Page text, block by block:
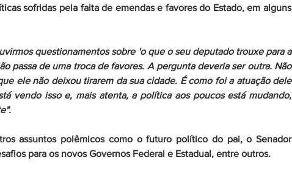
sofridas pela falta de emendas e favores do Estado, em alguns
questionamentos sobre 'o que o seu deputado trouxe para a
passa de uma troca de favores. A pergunta deveria ser outra. Não
ele não deixou tirarem da sua cidade. É como foi a atuação dele
vendo isso e, mais atenta, a política aos poucos está mudando,
assuntos polêmicos como o futuro político do pai, o Senador
para os novos Governos Federal e Estadual, entre outros.